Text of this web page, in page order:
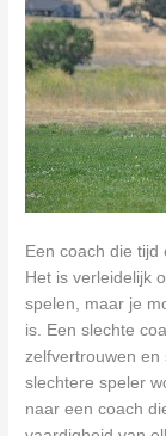
Een coach die
Het is verleidelijk
spelen, maar je
is. Een slechte
zelfvertrouwen en
slechtere speler
naar een coach